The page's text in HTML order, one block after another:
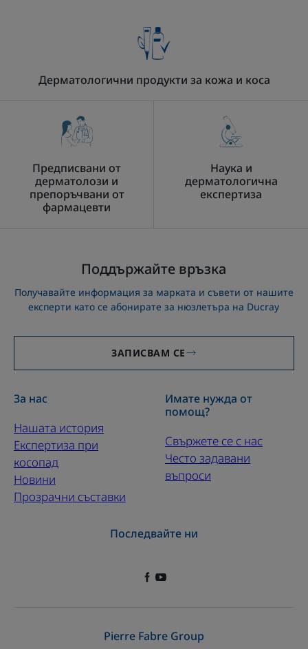
Дерматологични продукти за кожа и коса
Предписвани от
дерматолози и
препоръчвани от
фармацевти
Наука и
дерматологична
експертиза
Поддържайте връзка
Получавайте информация за марката и съвети от нашите
експерти като се абонирате за нюзлетъра на Ducray
ЗАПИСВАМ СЕ
За нас
Нашата история
Експертиза при
косопад
Новини
Прозрачни съставки
Имате нужда от
помощ?
Свържете се с нас
Често задавани
въпроси
Последвайте ни
Pierre Fabre Group